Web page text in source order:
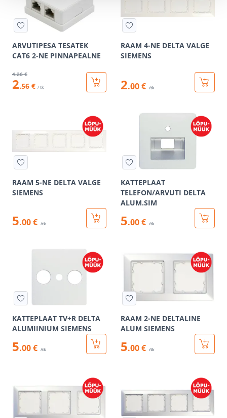
ARVUTIPESA TESATEK
CAT6 2-NE PINNAPEALNE
4.26 €
2.56 € / tk
RAAM 4-NE DELTA VALGE
SIEMENS
2.00 € /tk
RAAM 5-NE DELTA VALGE
SIEMENS
5.00 € /tk
KATTEPLAAT
TELEFON/ARVUTI DELTA
ALUM.SIM
5.00 € /tk
KATTEPLAAT TV+R DELTA
ALUMIINIUM SIEMENS
5.00 € /tk
RAAM 2-NE DELTALINE
ALUM SIEMENS
5.00 € /tk